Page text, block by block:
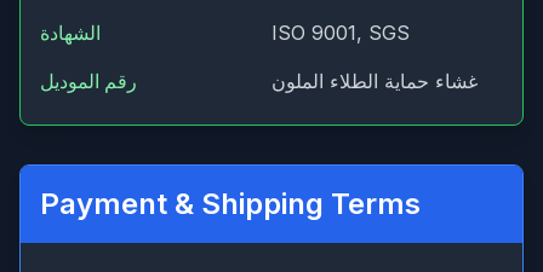
الشهادة
ISO 9001, SGS
رقم الموديل
غشاء حماية الطلاء الملون
Payment & Shipping Terms